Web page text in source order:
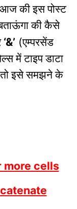
की इस पोस्ट
की कैसे
‘&’ (एम्परसेंड
में टाइप डाटा
तो इसे समझने के
more cells